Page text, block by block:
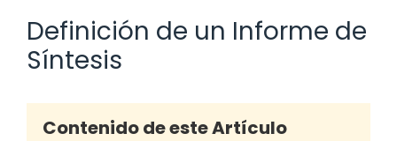
Definición de un Informe de
Síntesis
Contenido de este Artículo